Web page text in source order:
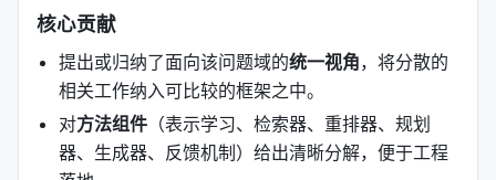
核心贡献
提出或归纳了面向该问题域的统一视角，将分散的
相关工作纳入可比较的框架之中。
对方法组件 （表示学习、检索器、重排器、规划
器、生成器、反馈机制）给出清晰分解，便于工程